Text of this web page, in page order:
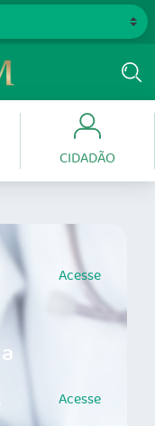
CIDADÃO
Acesse
Acesse